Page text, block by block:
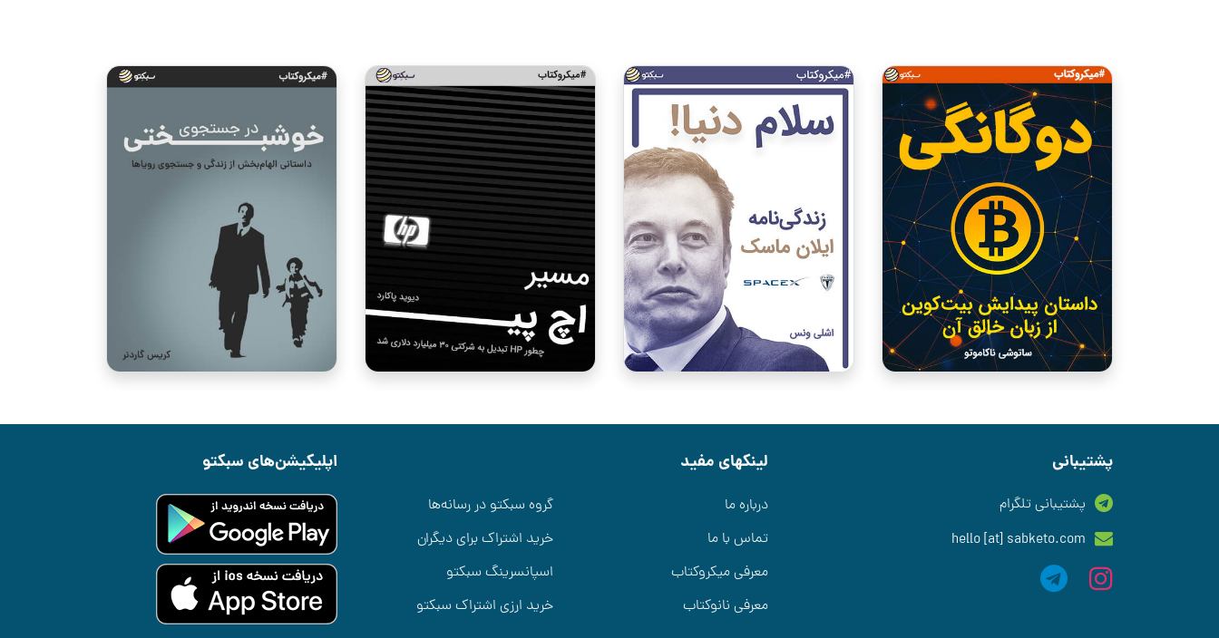
پشتیبانی
پشتیبانی تلگرام
hello [at] sabketo.com
لینکهای مفید
درباره ما
تماس با ما
معرفی میکروکتاب
معرفی نانوکتاب
گروه سبکتو در رسانه‌ها
خرید اشتراک برای دیگران
اسپانسرینگ سبکتو
خرید ارزی اشتراک سبکتو
اپلیکیشن‌های سبکتو